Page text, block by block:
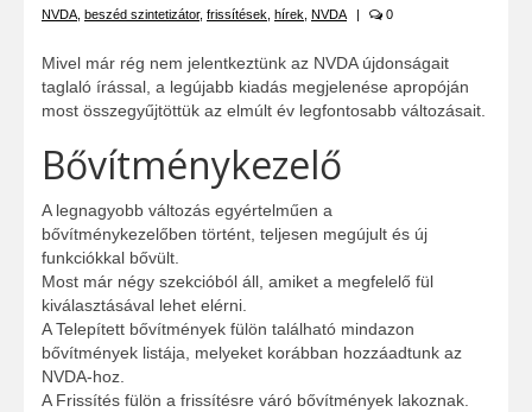
EOCast
NVDA beszéd szintetizátor, frissítések hírek NVDA | 0
Mivel már rég nem jelentkeztünk az NVDA újdonságait
taglaló írással, a legújabb kiadás megjelenése apropóján
most összegyűjtöttük az elmúlt év legfontosabb változásait.
Bővítménykezelő
A legnagyobb változás egyértelműen a
bővítménykezelőben történt, teljesen megújult és új
funkciókkal bővült.
Most már négy szekcióból áll, amiket a megfelelő fül
kiválasztásával lehet elérni.
A Telepített bővítmények fülön található mindazon
bővítmények listája, melyeket korábban hozzáadtunk az
NVDA-hoz.
A Frissítés fülön a frissítésre váró bővítmények lakoznak.